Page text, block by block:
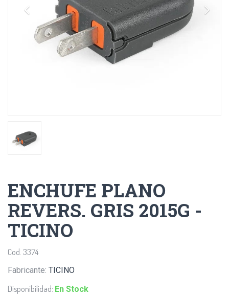
ENCHUFE PLANO
REVERS. GRIS 2015G -
TICINO
Cod. 3374
Fabricante: TICINO
Disponibilidad: En Stock